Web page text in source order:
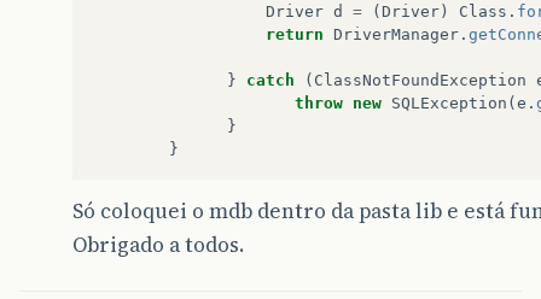
Driver d = ( Driver ) Class .
return DriverManager .
} catch ( ClassNotFoundException
throw new SQLException ( e .
}
}
Só coloquei o mdb dentro da pasta lib e está
Obrigado a todos.